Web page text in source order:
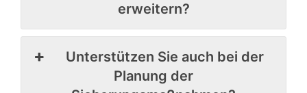
erweitern?
Unterstützen Sie auch bei der
Planung der